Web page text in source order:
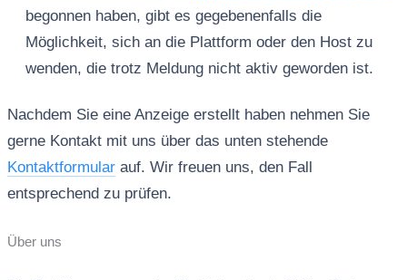
begonnen haben, gibt es gegebenenfalls die
Möglichkeit, sich an die Plattform oder den Host zu
wenden, die trotz Meldung nicht aktiv geworden ist.
Nachdem Sie eine Anzeige erstellt haben nehmen Sie
gerne Kontakt mit uns über das unten stehende
Kontaktformularauf. Wir freuen uns, den Fall
entsprechend zu prüfen.
Über uns